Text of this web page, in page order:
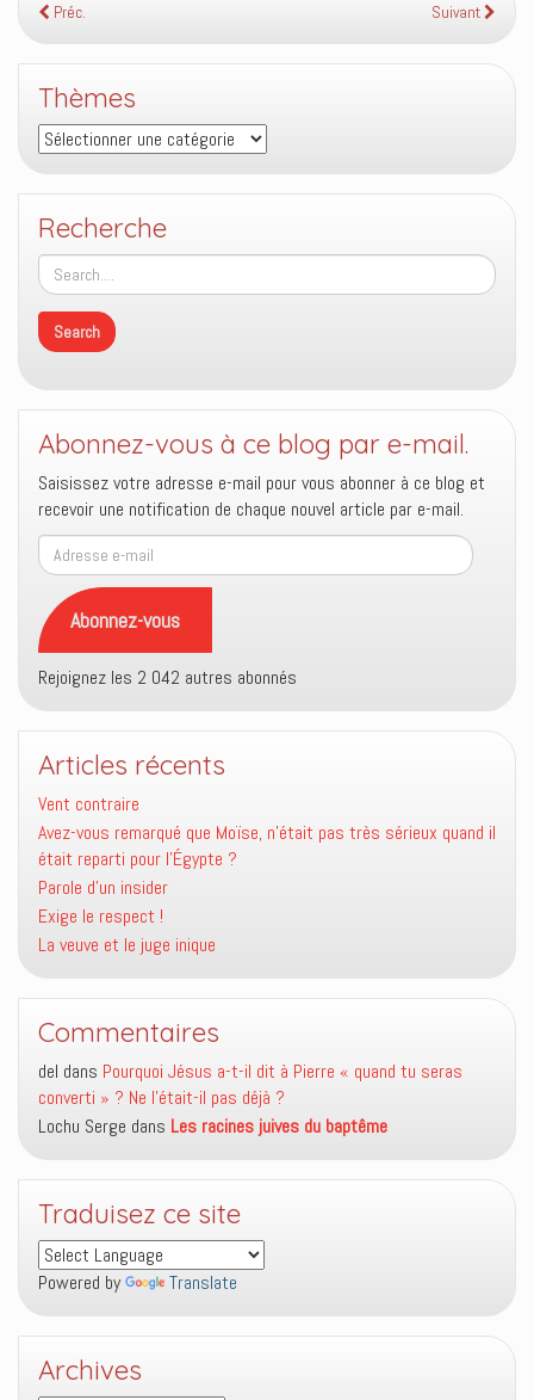
Préc. Suivant
Thèmes
Thèmes
Recherche
Abonnez-vous à ce blog par e-mail.
Saisissez votre adresse e-mail pour vous abonner à ce blog et
recevoir une notification de chaque nouvel article par e-mail.
Adresse
e-
mail
Abonnez-vous
Rejoignez les 2 042 autres abonnés
Articles récents
Vent contraire
Avez-vous remarqué que Moïse, n’était pas très sérieux quand il
était reparti pour l’Égypte ?
Parole d’un insider
Exige le respect !
La veuve et le juge inique
Commentaires
del dans Pourquoi Jésus a-t-il dit à Pierre « quand tu seras
converti » ? Ne l’était-il pas déjà ?
Lochu Serge dans Les racines juives du baptême
Traduisez ce site
Powered by Translate
Archives